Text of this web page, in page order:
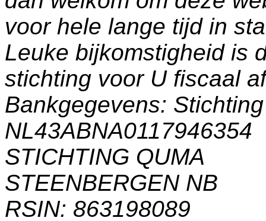
voor hele lange tijd in
Leuke bijkomstigheid is
stichting voor U fiscaal
Bankgegevens:
NL43ABNA0117946354
STICHTING QUMA
STEENBERGEN NB
RSIN: 863198089